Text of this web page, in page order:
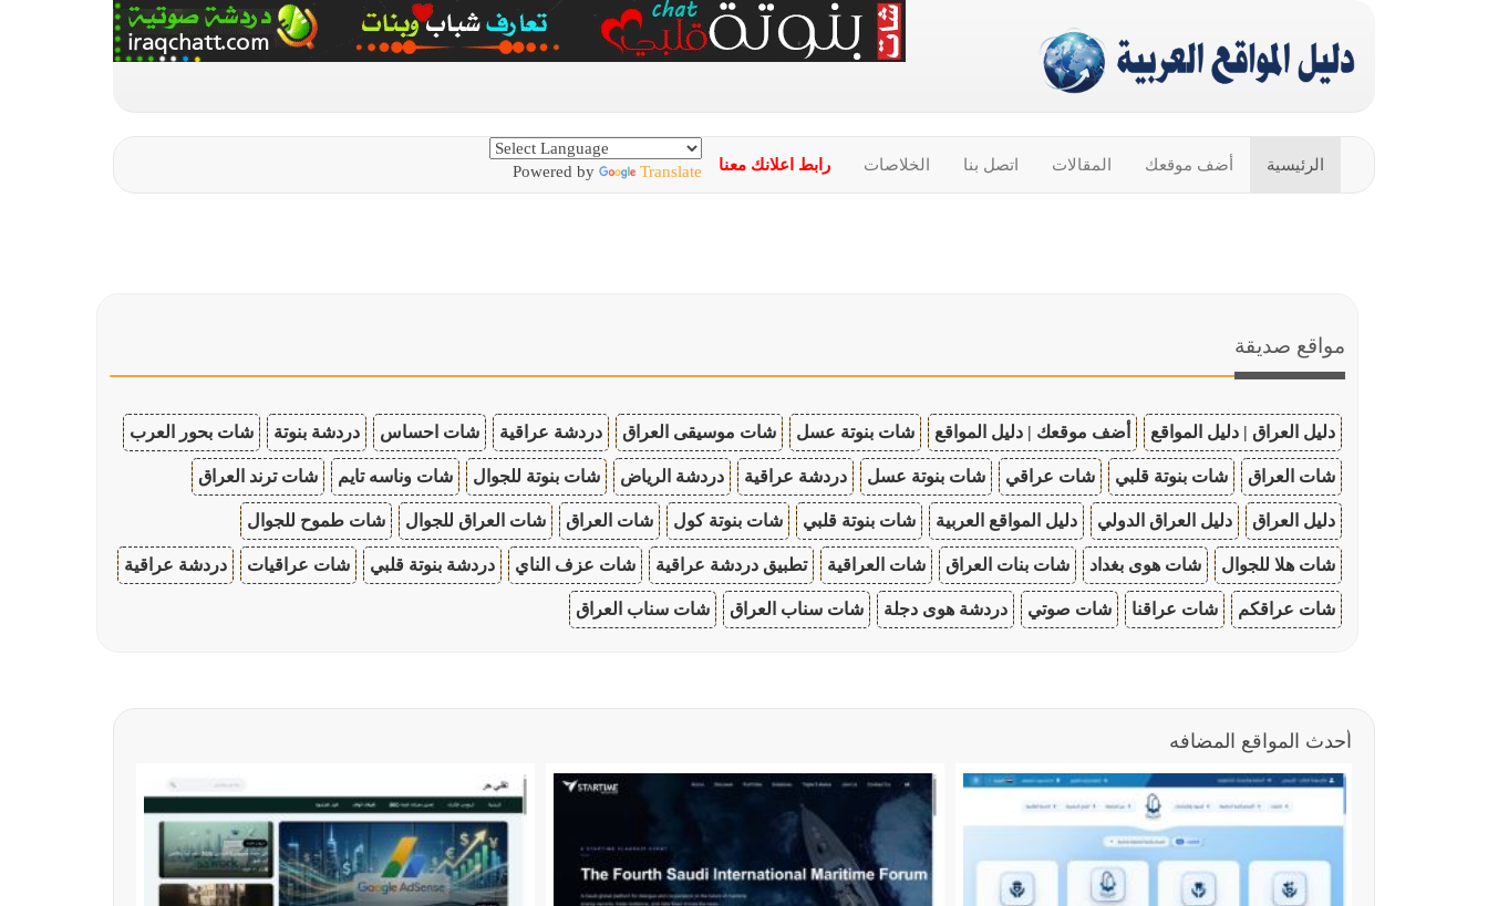
الرئيسية أضف موقعك المقالات اتصل بنا الخلاصات رابط اعلانك معنا Powered by Translate
مواقع صديقة
دليل العراق | دليل المواقع أضف موقعك | دليل المواقع شات بنوتة عسل شات موسيقى العراق دردشة عراقية شات احساس دردشة بنوتة شات بحور العرب
شات العراق شات بنوتة قلبي شات عراقي شات بنوتة عسل دردشة عراقية دردشة الرياض شات بنوتة للجوال شات وناسه تايم شات ترند العراق
دليل العراق دليل العراق الدولي دليل المواقع العربية شات بنوتة قلبي شات بنوتة كول شات العراق شات العراق للجوال شات طموح للجوال
شات هلا للجوال شات هوى بغداد شات بنات العراق شات العراقية تطبيق دردشة عراقية شات عزف الناي دردشة بنوتة قلبي شات عراقيات دردشة عراقية
شات عراقكم شات عراقنا شات صوتي دردشة هوى دجلة شات سناب العراق شات سناب العراق
أحدث المواقع المضافه